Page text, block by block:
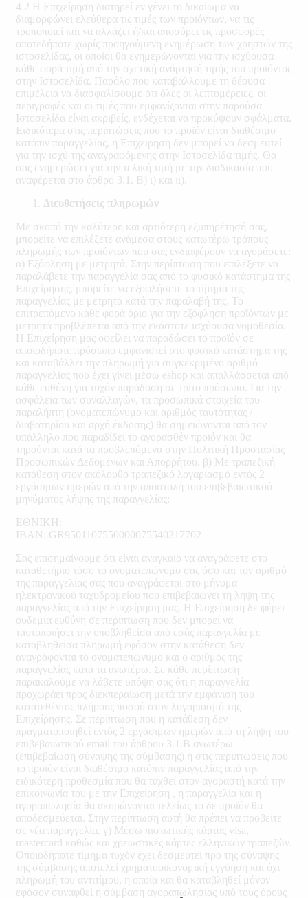
4.2 Η Επιχείρηση διατηρεί εν γένει το δικαίωμα να
διαμορφώνει ελεύθερα τις τιμές των προϊόντων, να τις
τροποποιεί και να αλλάζει ή/και αποσύρει τις προσφορές
οποτεδήποτε χωρίς προηγούμενη ενημέρωση των χρηστών της
ιστοσελίδας, οι οποίοι θα ενημερώνονται για την ισχύουσα
κάθε φορά τιμή από την σχετική ανάρτησή τιμής του προϊόντος
στην Ιστοσελίδα. Παρόλο που καταβάλλουμε τη δέουσα
επιμέλεια να διασφαλίσουμε ότι όλες οι λεπτομέρειες, οι
περιγραφές και οι τιμές που εμφανίζονται στην παρούσα
Ιστοσελίδα είναι ακριβείς, ενδέχεται να προκύψουν σφάλματα.
Ειδικότερα στις περιπτώσεις που το προϊόν είναι διαθέσιμο
κατόπιν παραγγελίας, η Επιχειρηση δεν μπορεί να δεσμευτεί
για την ισχύ της αναγραφόμενης στην Ιστοσελίδα τιμής. Θα
σας ενημερώσει για την τελική τιμή με την διαδικασία που
αναφέρεται στο άρθρο 3.1. Β) ι) και ιι).
Διευθετήσεις πληρωμών
Με σκοπό την καλύτερη και αρτιότερη εξυπηρέτησή σας,
μπορείτε να επιλέξετε ανάμεσα στους κατωτέρω τρόπους
πληρωμής των προϊόντων που σας ενδιαφέρουν να αγοράσετε:
α) Εξόφληση με μετρητά. Στην περίπτωση που επιλέξετε να
παραλάβετε την παραγγελία σας από το φυσικό κατάστημα της
Επιχείρησης, μπορείτε να εξοφλήσετε το τίμημα της
παραγγελίας με μετρητά κατά την παραλαβή της. Το
επιτρεπόμενο κάθε φορά όριο για την εξόφληση προϊόντων με
μετρητά προβλέπεται από την εκάστοτε ισχύουσα νομοθεσία.
Η Επιχείρηση μας οφείλει να παραδώσει το προϊόν σε
οποιοδήποτε πρόσωπο εμφανιστεί στο φυσικό κατάστημα της
και καταβάλλει την πληρωμή για συγκεκριμένο αριθμό
παραγγελίας που έχει γίνει μέσω eshop και απαλλάσσεται από
κάθε ευθύνη για τυχόν παράδοση σε τρίτο πρόσωπο. Για την
ασφάλεια των συναλλαγών, τα προσωπικά στοιχεία του
παραλήπτη (ονοματεπώνυμο και αριθμός ταυτότητας /
διαβατηρίου και αρχή έκδοσης) θα σημειώνονται από τον
υπάλληλο που παραδίδει το αγορασθέν προϊόν και θα
τηρούνται κατά τα προβλεπόμενα στην Πολιτική Προστασίας
Προσωπικών Δεδομένων και Απορρήτου. β) Με τραπεζική
κατάθεση στον ακόλουθο τραπεζικό λογαριασμό εντός 2
εργάσιμων ημερών από την αποστολή του επιβεβαιωτικού
μηνύματος λήψης της παραγγελίας:
ΕΘΝΙΚΗ:
IBAN: GR9501107550000075540217702
Σας επισημαίνουμε ότι είναι αναγκαίο να αναγράφετε στο
καταθετήριο τόσο το ονοματεπώνυμο σας όσο και τον αριθμό
της παραγγελίας σας που αναγράφεται στο μήνυμα
ηλεκτρονικού ταχυδρομείου που επιβεβαιώνει τη λήψη της
παραγγελίας από την Επιχείρηση μας. Η Επιχείρηση δε φέρει
ουδεμία ευθύνη σε περίπτωση που δεν μπορεί να
ταυτοποιήσει την υποβληθείσα από εσάς παραγγελία με
καταβληθείσα πληρωμή εφόσον στην κατάθεση δεν
αναγράφονται το ονοματεπώνυμο και ο αριθμός της
παραγγελίας κατά τα ανωτέρω. Σε κάθε περίπτωση
παρακαλούμε να λάβετε υπόψη σας ότι η παραγγελία
προχωράει προς διεκπεραίωση μετά την εμφάνιση του
κατατεθέντος πλήρους ποσού στον λογαριασμό της
Επιχείρησης. Σε περίπτωση που η κατάθεση δεν
πραγματοποιηθεί εντός 2 εργάσιμων ημερών από τη λήψη του
επιβεβαιωτικού email του άρθρου 3.1.B ανωτέρω
(επιβεβαίωση σύναψης της σύμβασης) ή στις περιπτώσεις που
το προϊόν είναι διαθέσιμο κατόπιν παραγγελίας από την
ειδικότερη προθεσμία που θα ταχθεί στον αγοραστή κατά την
επικοινωνία του με την Επιχείρηση , η παραγγελία και η
αγοραπωλησία θα ακυρώνονται τελείως το δε προϊόν θα
αποδεσμεύεται. Στην περίπτωση αυτή θα πρέπει να προβείτε
σε νέα παραγγελία. γ) Μέσω πιστωτικής κάρτας visa,
mastercard καθώς και χρεωστικές κάρτες ελληνικών τραπεζών.
Οποιοδήποτε τίμημα τυχόν έχει δεσμευτεί προ της σύναψης
της σύμβασης αποτελεί χρηματοοικονομική εγγύηση και όχι
πληρωμή του αντιτίμου, η οποία και θα καταβληθεί μόνον
εφόσον συναφθεί η σύμβαση αγοραπωλησίας υπό τους όρους